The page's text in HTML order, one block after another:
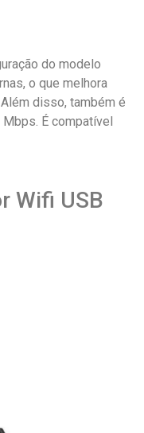
do modelo
o que melhora
disso, também é
É compatível
Wifi USB